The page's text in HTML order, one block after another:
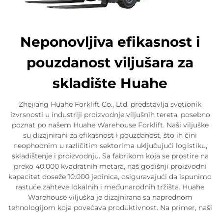
Neponovljiva efikasnost i
pouzdanost viljušara za
skladište Huahe
Zhejiang Huahe Forklift Co., Ltd. predstavlja svetionik
izvrsnosti u industriji proizvodnje viljušnih tereta, posebno
poznat po našem Huahe Warehouse Forklift. Naši viljuške
su dizajnirani za efikasnost i pouzdanost, što ih čini
neophodnim u različitim sektorima uključujući logistiku,
skladištenje i proizvodnju. Sa fabrikom koja se prostire na
preko 40.000 kvadratnih metara, naš godišnji proizvodni
kapacitet doseže 10.000 jedinica, osiguravajući da ispunimo
rastuće zahteve lokalnih i međunarodnih tržišta. Huahe
Warehouse viljuška je dizajnirana sa naprednom
tehnologijom koja povećava produktivnost. Na primer, naši